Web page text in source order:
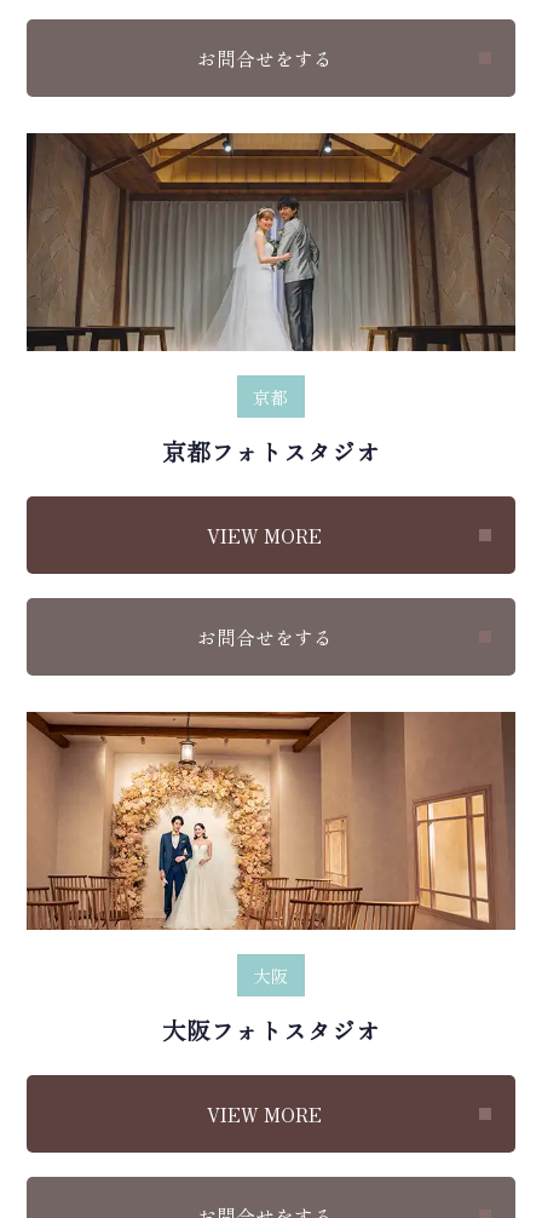
お問合せをする
京都
京都フォトスタジオ
VIEW MORE
お問合せをする
大阪
大阪フォトスタジオ
VIEW MORE